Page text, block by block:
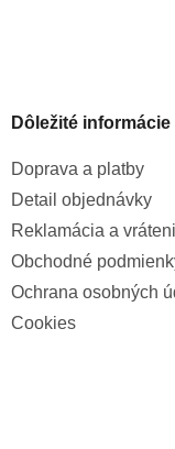
Dôležité informácie
Doprava a platby
Detail objednávky
Reklamácia a
Obchodné
Ochrana osobných
Cookies